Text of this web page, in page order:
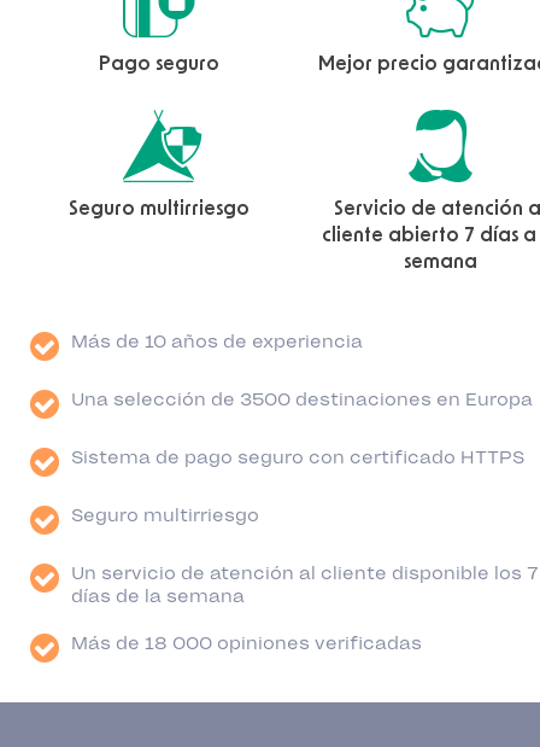
Pago seguro Mejor precio
Seguro multirriesgo
Servicio de atención
cliente abierto 7 días a
semana
Más de 10 años de experiencia
Una selección de 3500 destinaciones en Europa
Sistema de pago seguro con certificado HTTPS
Seguro multirriesgo
Un servicio de atención al cliente disponible los 7
días de la semana
Más de 18 000 opiniones verificadas